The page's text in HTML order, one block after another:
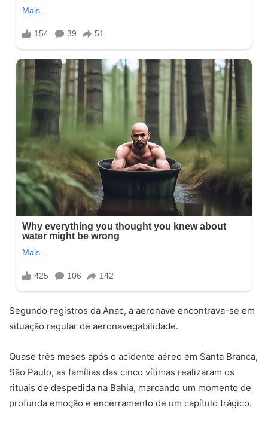
Segundo registros da Anac, a aeronave encontrava-se em
situação regular de aeronavegabilidade.
Quase três meses após o acidente aéreo em Santa Branca,
São Paulo, as famílias das cinco vítimas realizaram os
rituais de despedida na Bahia, marcando um momento de
profunda emoção e encerramento de um capítulo trágico.